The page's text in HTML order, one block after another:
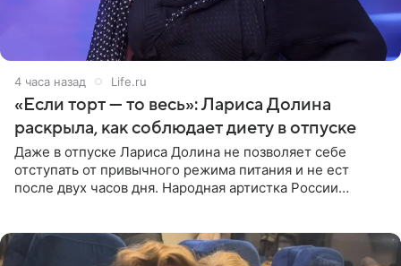
4 часа назад Life.ru
«Если торт — то весь»: Лариса Долина
раскрыла, как соблюдает диету в отпуске
Даже в отпуске Лариса Долина не позволяет себе
отступать от привычного режима питания и не ест
после двух часов дня. Народная артистка России